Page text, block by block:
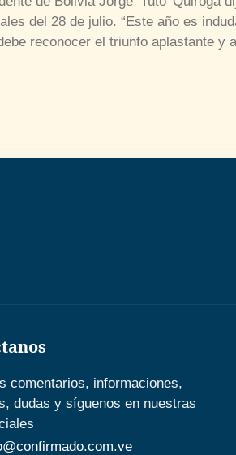
del 28 de julio. “Este año es
reconocer el triunfo aplastante y
comentarios, informaciones,
dudas y síguenos en nuestras